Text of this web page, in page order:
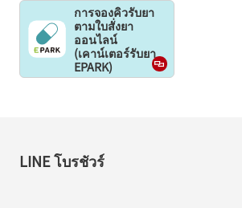
การจองคิวรับยา
ตามใบสั่งยา
ออนไลน์
(เคาน์เตอร์รับยา
EPARK)
LINE โบรชัวร์